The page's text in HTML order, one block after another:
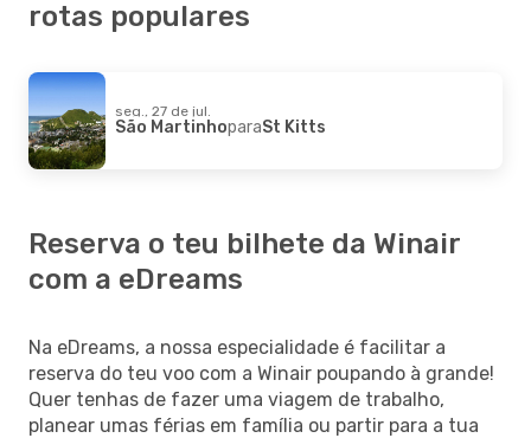
rotas populares
seg., 27 de jul.
São MartinhoparaSt Kitts
Reserva o teu bilhete da Winair
com a eDreams
Na eDreams, a nossa especialidade é facilitar a
reserva do teu voo com a Winair poupando à grande!
Quer tenhas de fazer uma viagem de trabalho,
planear umas férias em família ou partir para a tua